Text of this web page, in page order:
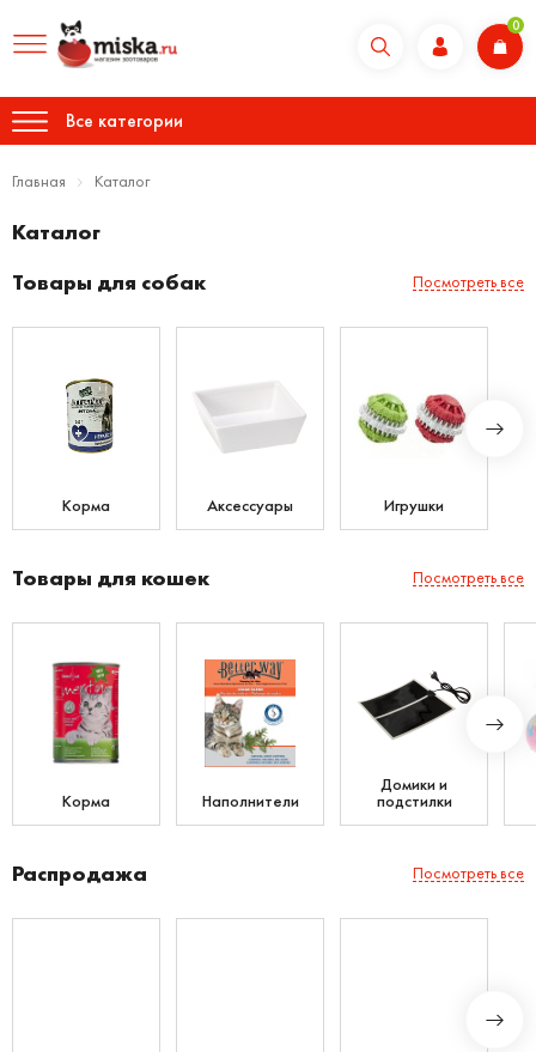
0
Все категории
Главная Каталог
Каталог
Товары для собак
Посмотреть все
Корма Аксессуары Игрушки
Товары для кошек Посмотреть все
Корма Наполнители
Домики и
подстилки
Распродажа Посмотреть все